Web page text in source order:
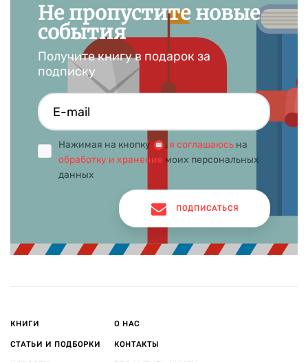
Не пропустите новые
события
Получите книгу в подарок за
подписку
Нажимая на кнопку , я соглашаюсь на
обработку и хранение моих персональных
данных
ПОДПИСАТЬСЯ
КНИГИ
СТАТЬИ И ПОДБОРКИ
О НАС
КОНТАКТЫ